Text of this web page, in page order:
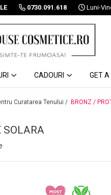
0730.091.618 Luni-
CADOURI GET A
Curatarea Tenului / BRONZ /
SOLARA